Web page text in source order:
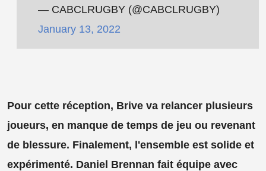
— CABCLRUGBY (@CABCLRUGBY)
January 13, 2022
Pour cette réception, Brive va relancer plusieurs
joueurs, en manque de temps de jeu ou revenant
de blessure. Finalement, l'ensemble est solide et
expérimenté. Daniel Brennan fait équipe avec